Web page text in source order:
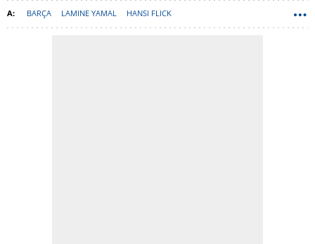
BARÇA LAMINE YAMAL HANSI FLICK